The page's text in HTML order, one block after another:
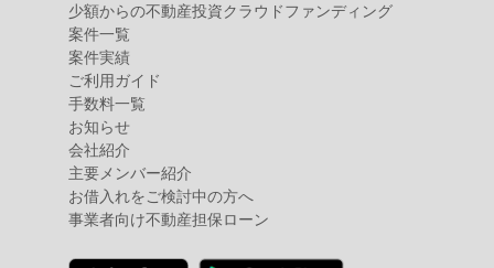
少額からの不動産投資クラウドファンディング
案件⼀覧
案件実績
ご利用ガイド
手数料一覧
お知らせ
会社紹介
主要メンバー紹介
お借入れをご検討中の方へ
事業者向け不動産担保ローン